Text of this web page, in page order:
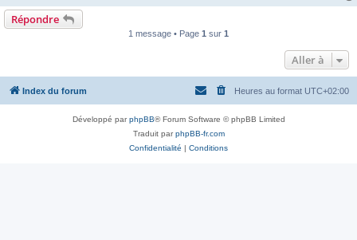
Répondre
1 message • Page 1 sur 1
Aller à
Index du forum Heures au format UTC+02:00
Développé parphpBB® Forum Software © phpBB Limited
Traduit parphpBB-fr.com
Confidentialité | Conditions